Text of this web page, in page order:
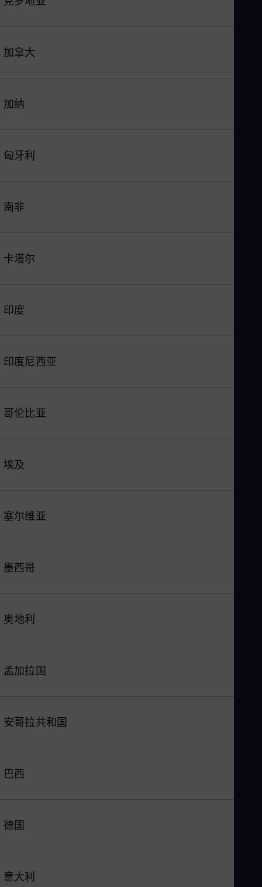
加拿大
加纳
匈牙利
南非
卡塔尔
印度
印度尼西亚
哥伦比亚
埃及
塞尔维亚
墨西哥
奥地利
孟加拉国
安哥拉共和国
巴西
德国
意大利